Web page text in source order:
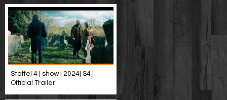
Staffel 4 | show | 2024| S4 |
Official Trailer